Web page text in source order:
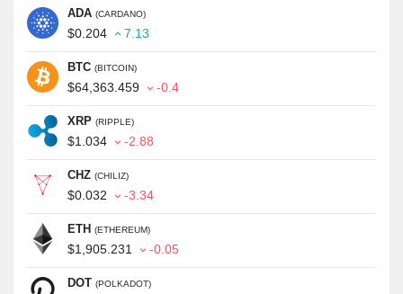
ADA (CARDANO)
$0.204 7.13
BTC (BITCOIN)
$64,363.459 -0.4
XRP (RIPPLE)
$1.034 -2.88
CHZ (CHILIZ)
$0.032 -3.34
ETH (ETHEREUM)
$1,905.231 -0.05
DOT (POLKADOT)